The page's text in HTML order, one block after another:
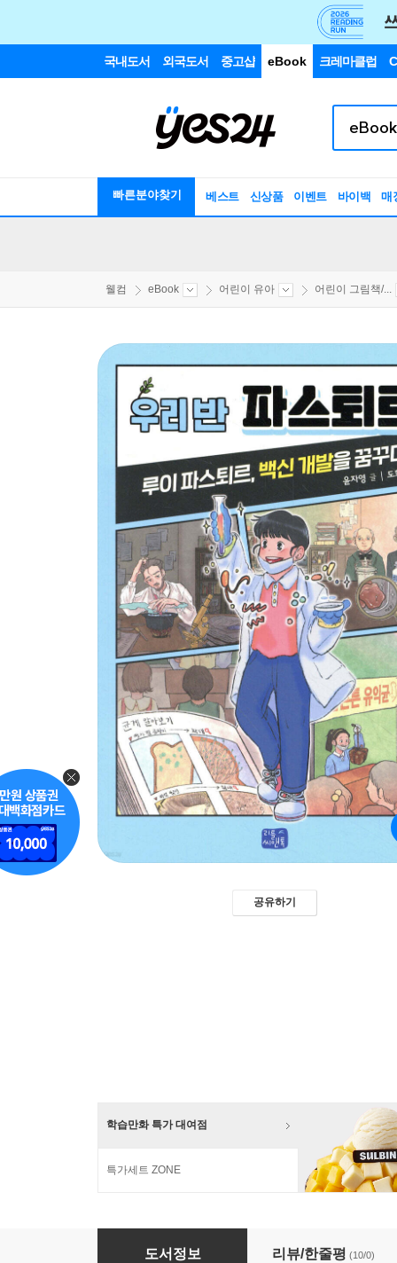
국내도서 외국도서 중고샵 eBook 크레마클럽
빠른분야찾기 베스트 신상품 이벤트 바이백 매
웰컴 eBook 어린이 유아 어린이 그림책/...
공유하기
학습만화 특가 대여점
특가세트 ZONE
우리 반 파스퇴르
도서정보 리뷰/한줄평 (10/0)